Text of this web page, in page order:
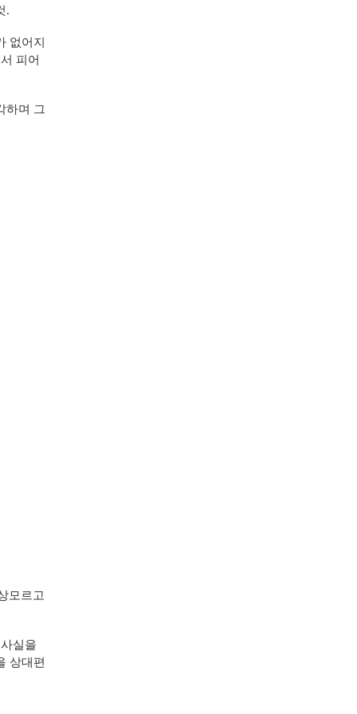
.
없어지
피어
하며 그
모르고
실을
상대편